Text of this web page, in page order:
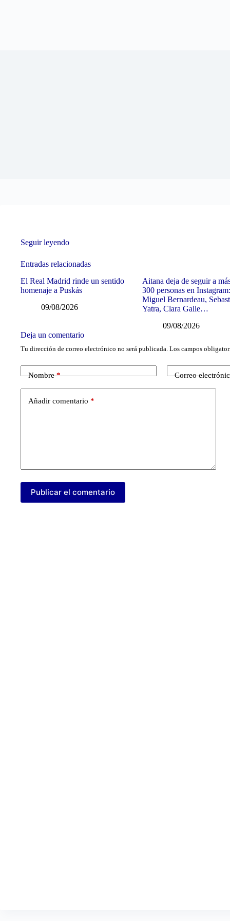
Seguir leyendo
Entradas relacionadas
El Real Madrid rinde un sentido
homenaje a Puskás
09/08/2026
Aitana deja de seguir a
300 personas en
Miguel Bernardeau,
Yatra, Clara Galle…
09/08/2026
Deja un comentario
Tu dirección de correo electrónico no será publicada. Los campos
Nombre* Correo
Añadir comentario *
Publicar el comentario